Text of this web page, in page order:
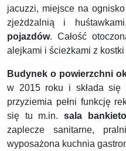
jacuzzi, miejsce na
zjeżdżalnią i
pojazdów. Całość
alejkami i ścieżkami z
Budynek o powierzchni
w 2015 roku i składa się
przyziemia pełni funkcję
się tu m.in.sala
zaplecze sanitarne,
wyposażona kuchnia